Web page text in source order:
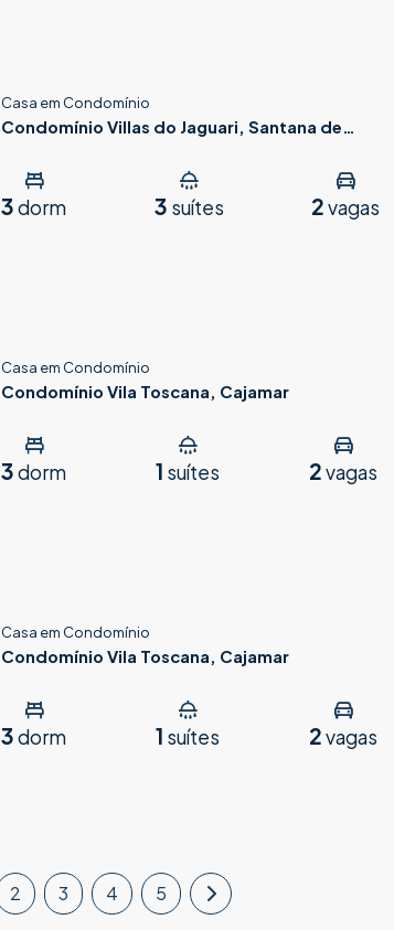
Casa em Condomínio
Condomínio Villas do Jaguari, Santana de
3 dorm 3 suítes 2 vagas
Casa em Condomínio
Condomínio Vila Toscana, Cajamar
3 dorm 1 suítes 2vagas
Casa em Condomínio
Condomínio Vila Toscana, Cajamar
3 dorm 1 suítes 2vagas
2 3 4 5